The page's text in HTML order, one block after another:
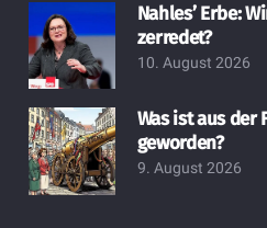
Nahles’ Erbe:
zerredet?
10. August 2026
Was ist aus der
geworden?
9. August 2026